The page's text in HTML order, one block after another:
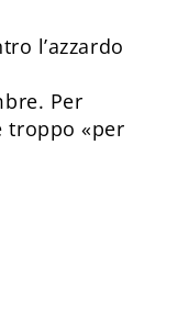
l’azzardo
Per
troppo «per